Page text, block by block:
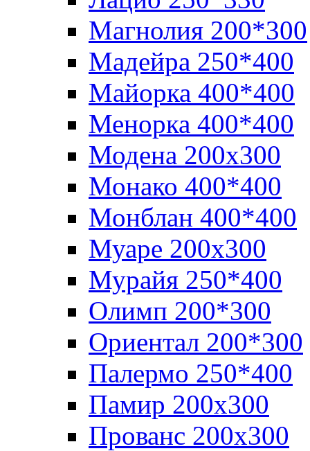
Магнолия 200*300
Мадейра 250*400
Майорка 400*400
Менорка 400*400
Модена 200х300
Монако 400*400
Монблан 400*400
Муаре 200х300
Мурайя 250*400
Олимп 200*300
Ориентал 200*300
Палермо 250*400
Памир 200х300
Прованс 200х300